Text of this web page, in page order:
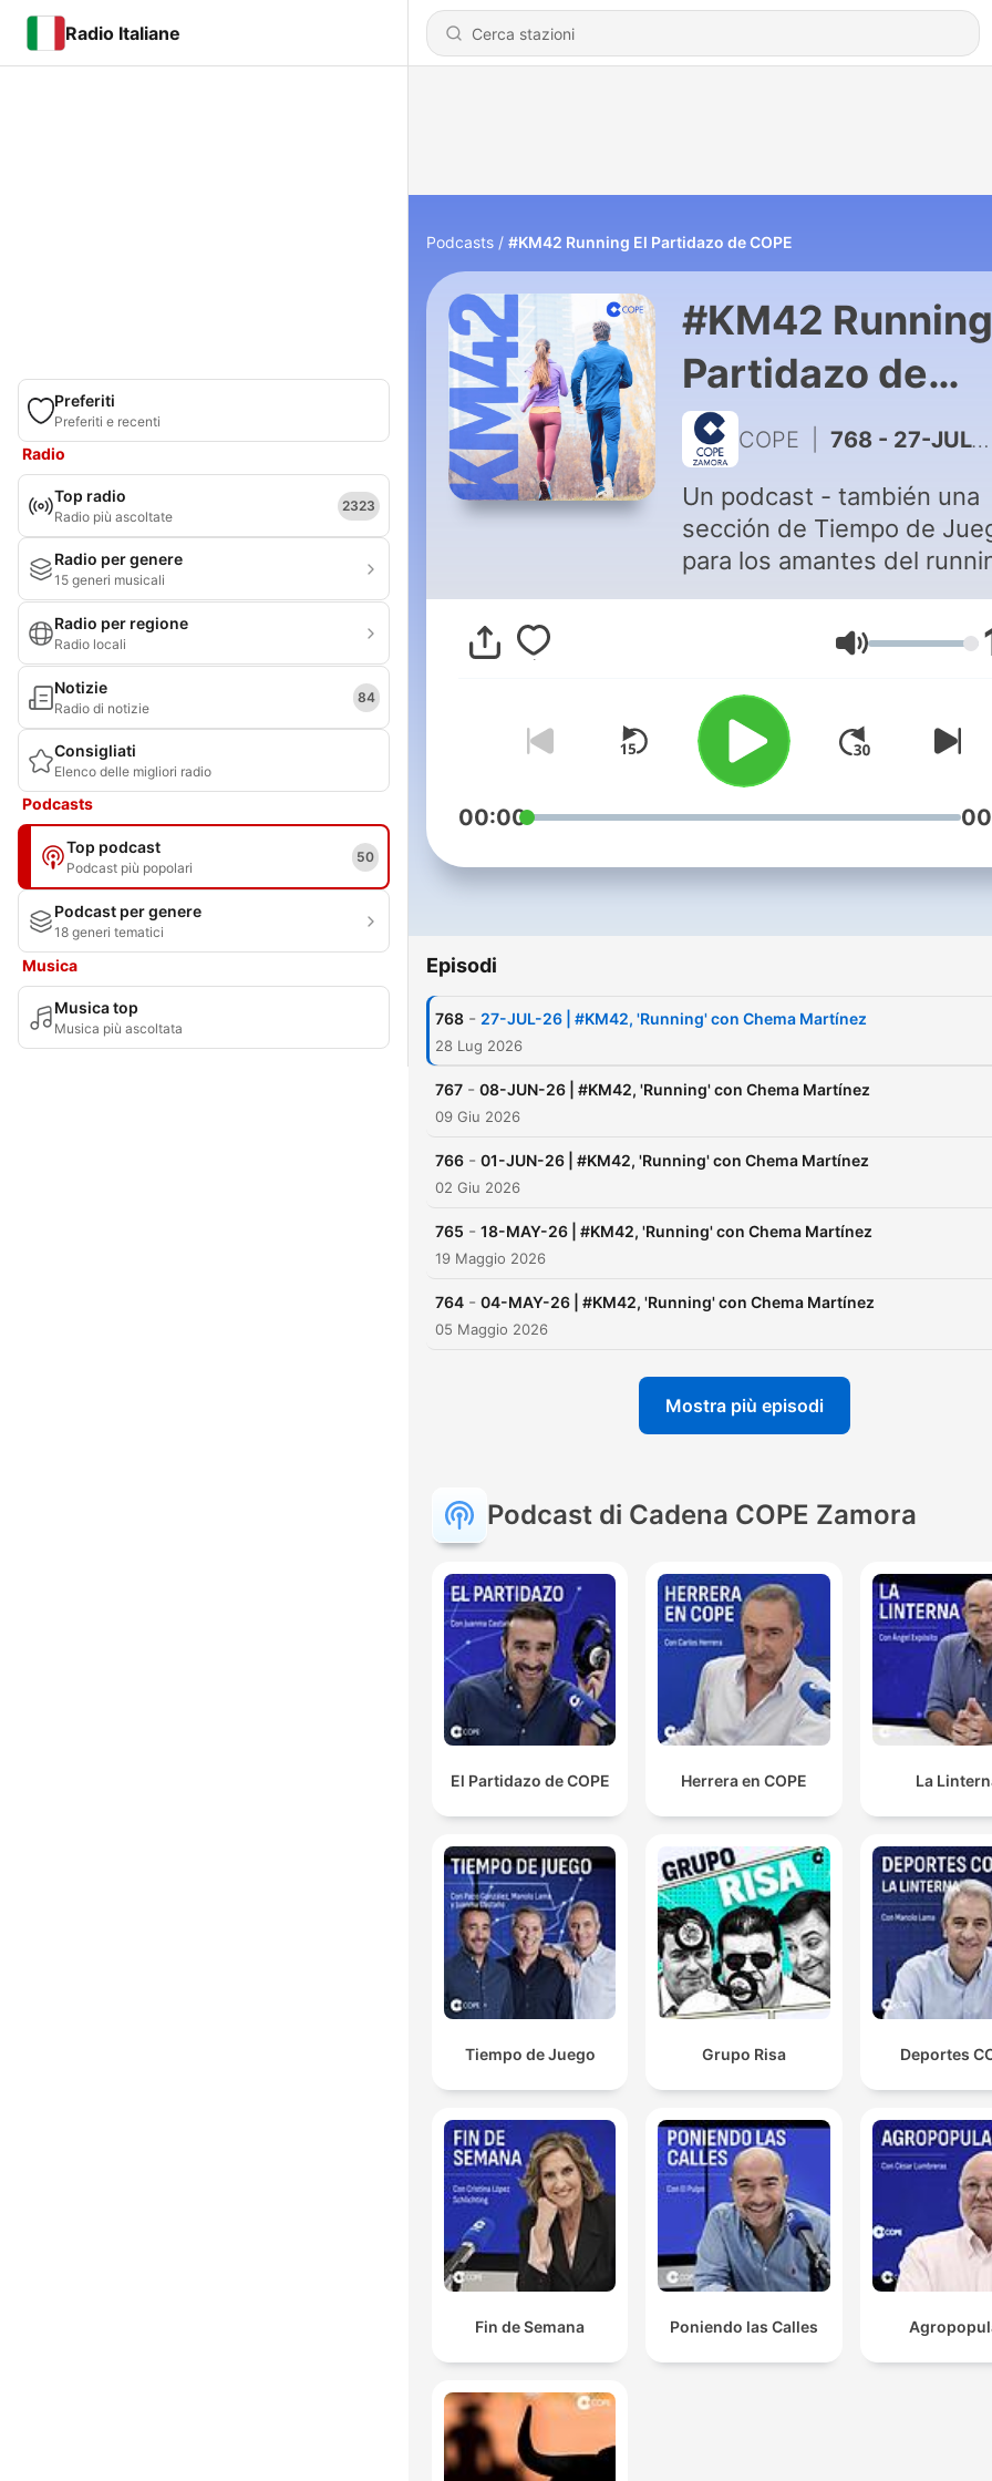
Radio Italiane
Preferiti
Preferiti e recenti
Radio
Top radio
Radio più ascoltate
2323
Radio per genere
15 generi musicali
Radio per regione
Radio locali
Notizie
Radio di notizie
84
Consigliati
Elenco delle migliori radio
Podcasts
Top podcast
Podcast più popolari
50
Podcast per genere
18 generi tematici
Musica
Musica top
Musica più ascoltata
Podcasts #KM42 Running El Partidazo de COPE
#KM42
Partidazo de
COPE
COPE 768 - 27-JUL-26 | #KM42, 'Running' con Chema Martínez
Un podcast - también una
sección de Tiempo de
para los amantes del
del marathón: Para
profesionales,
con Chema MartÌnez.
Volume
00:00
Episodi
768 - 27-JUL-26 | #KM42, 'Running' con Chema Martínez
28 Lug 2026
767 - 08-JUN-26 | #KM42, 'Running' con Chema Martínez
09 Giu 2026
766 - 01-JUN-26 | #KM42, 'Running' con Chema Martínez
02 Giu 2026
765 - 18-MAY-26 | #KM42, 'Running' con Chema Martínez
19 Maggio 2026
764 - 04-MAY-26 | #KM42, 'Running' con Chema Martínez
05 Maggio 2026
Mostra più episodi
Podcast di Cadena COPE Zamora
El Partidazo de COPE Herrera en COPE La
Tiempo de Juego Grupo Risa Deportes
Fin de Semana Poniendo las Calles